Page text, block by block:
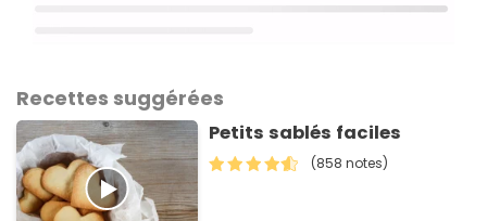
Recettes suggérées
Petits sablés faciles
(858 notes)